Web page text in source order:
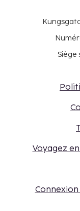
Siège
Voyagez